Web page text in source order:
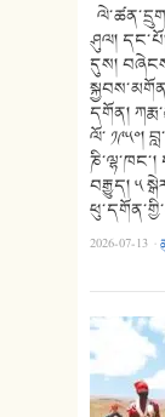
ཤུལ།
དུས།
དགོན།
ལོ་ ༡༩༥༠།
བརྒྱུད། ༥
2026-07-13 ·